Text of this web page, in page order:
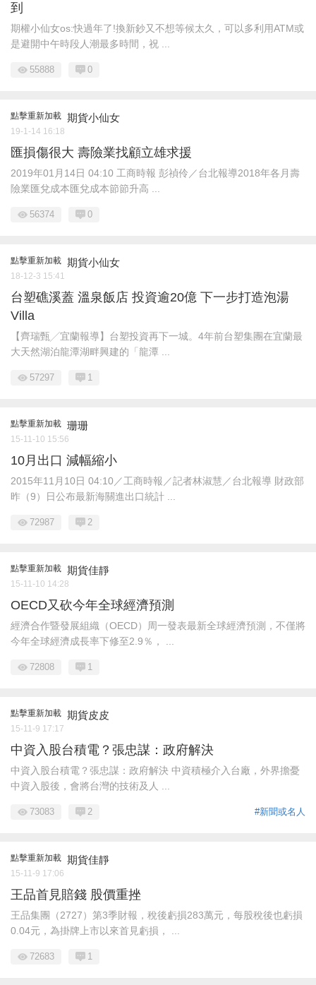
到
期權小仙女os:快過年了!換新鈔又不想等候太久，可以多利用ATM或
是避開中午時段人潮最多時間，祝 ...
55888 0
點擊重新加載 期貨小仙女
19-1-14 16:18
匯損傷很大 壽險業找顧立雄求援
2019年01月14日 04:10 工商時報 彭禎伶／台北報導​2018年各月壽
險業匯兌成本​匯兌成本節節升高 ...
56374 0
點擊重新加載 期貨小仙女
18-12-3 15:41
台塑礁溪蓋 溫泉飯店 投資逾20億 下一步打造泡湯
Villa
【齊瑞甄╱宜蘭報導】台塑投資再下一城。4年前台塑集團在宜蘭最
大天然湖泊龍潭湖畔興建的「龍潭 ...
57297 1
點擊重新加載 珊珊
15-11-10 15:56
10月出口 減幅縮小
2015年11月10日 04:10／工商時報／記者林淑慧／台北報導 財政部
昨（9）日公布最新海關進出口統計 ...
72987 2
點擊重新加載 期貨佳靜
15-11-10 14:28
OECD又砍今年全球經濟預測
經濟合作暨發展組織（OECD）周一發表最新全球經濟預測，不僅將
今年全球經濟成長率下修至2.9％， ...
72808 1
點擊重新加載 期貨皮皮
15-11-9 17:17
中資入股台積電？張忠謀：政府解決
中資入股台積電？張忠謀：政府解決 中資積極介入台廠，外界擔憂
中資入股後，會將台灣的技術及人 ...
#新聞或名人
73083 2
點擊重新加載 期貨佳靜
15-11-9 17:06
王品首見賠錢 股價重挫
王品集團（2727）第3季財報，稅後虧損283萬元，每股稅後也虧損
0.04元，為掛牌上市以來首見虧損， ...
72683 1